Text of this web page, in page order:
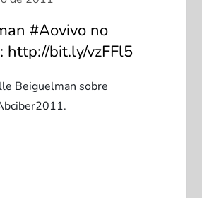
#Aovivo no
http://bit.ly/vzFFl5
Beiguelman sobre